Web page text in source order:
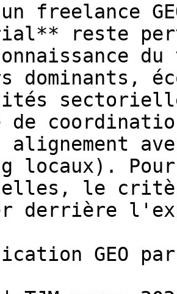
freelance
reste
dominants,
locaux).
le
derrière
GEO